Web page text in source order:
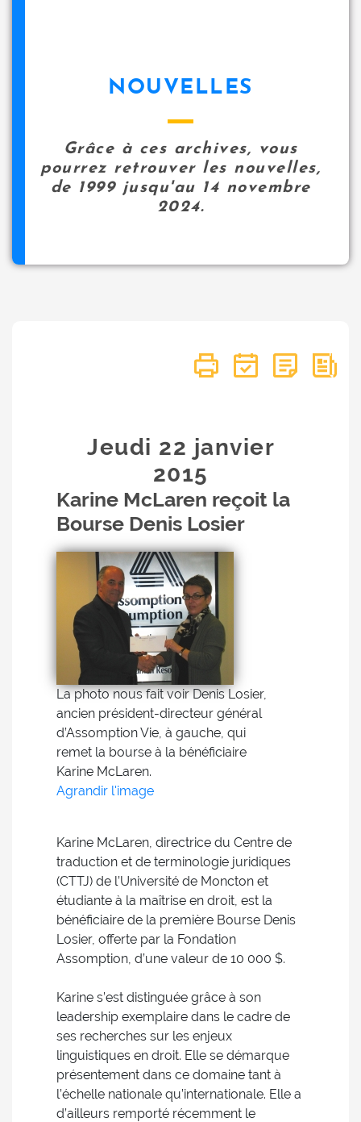
NOUVELLES
Grâce à ces archives, vous
pourrez retrouver les nouvelles,
de 1999 jusqu'au 14 novembre
2024.
Jeudi 22 janvier
2015
Karine McLaren reçoit la
Bourse Denis Losier
La photo nous fait voir Denis Losier,
ancien président-directeur général
d’Assomption Vie, à gauche, qui
remet la bourse à la bénéficiaire
Karine McLaren.
Agrandir l'image
Karine McLaren, directrice du Centre de
traduction et de terminologie juridiques
(CTTJ) de l’Université de Moncton et
étudiante à la maîtrise en droit, est la
bénéficiaire de la première Bourse Denis
Losier, offerte par la Fondation
Assomption, d’une valeur de 10 000 $.
Karine s’est distinguée grâce à son
leadership exemplaire dans le cadre de
ses recherches sur les enjeux
linguistiques en droit. Elle se démarque
présentement dans ce domaine tant à
l’échelle nationale qu’internationale. Elle a
d’ailleurs remporté récemment le